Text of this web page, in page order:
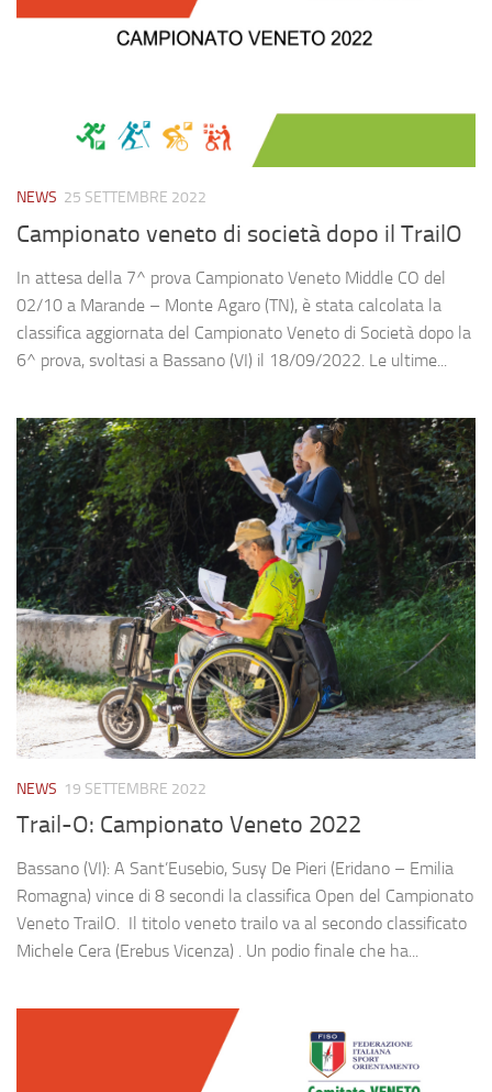
NEWS 25 SETTEMBRE 2022
Campionato veneto di società dopo il TrailO
In attesa della 7^ prova Campionato Veneto Middle CO del
02/10 a Marande – Monte Agaro (TN), è stata calcolata la
classifica aggiornata del Campionato Veneto di Società dopo la
6^ prova, svoltasi a Bassano (VI) il 18/09/2022. Le ultime...
NEWS 19 SETTEMBRE 2022
Trail-O: Campionato Veneto 2022
Bassano (VI): A Sant’Eusebio, Susy De Pieri (Eridano – Emilia
Romagna) vince di 8 secondi la classifica Open del Campionato
Veneto TrailO. Il titolo veneto trailo va al secondo classificato
Michele Cera (Erebus Vicenza) . Un podio finale che ha...